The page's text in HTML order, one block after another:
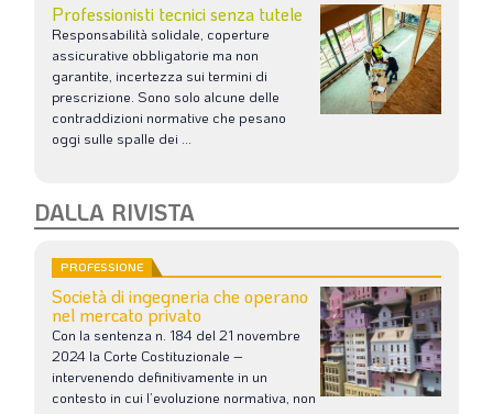
Professionisti tecnici senza tutele
Responsabilità solidale, coperture
assicurative obbligatorie ma non
garantite, incertezza sui termini di
prescrizione. Sono solo alcune delle
contraddizioni normative che pesano
oggi sulle spalle dei ...
DALLA RIVISTA
PROFESSIONE
Società di ingegneria che operano
nel mercato privato
Con la sentenza n. 184 del 21 novembre
2024 la Corte Costituzionale –
intervenendo definitivamente in un
contesto in cui l’evoluzione normativa, non